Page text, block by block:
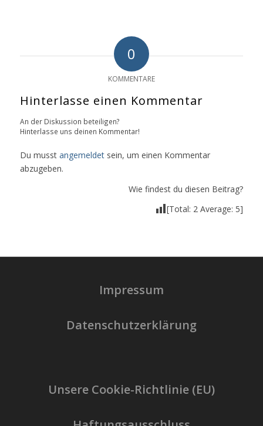
0
KOMMENTARE
Hinterlasse einen Kommentar
An der Diskussion beteiligen?
Hinterlasse uns deinen Kommentar!
Du musst angemeldetsein, um einen Kommentar
abzugeben.
Wie findest du diesen Beitrag?
[Total: 2 Average: 5]
Impressum
Datenschutzerklärung
Unsere Cookie-Richtlinie (EU)